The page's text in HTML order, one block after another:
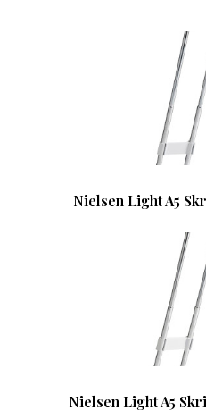
Nielsen Light A5
Nielsen Light A5